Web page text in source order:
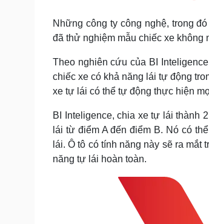
Cải chính
Những công ty công nghệ, trong
đã thử nghiệm mẫu chiếc xe không
Theo nghiên cứu của BI Inteligence
chiếc xe có khả năng lái tự động
xe tự lái có thể tự động thực hiện
BI Inteligence, chia xe tự lái thành
lái từ điểm A đến điểm B. Nó có
lái. Ô tô có tính năng này sẽ ra mắt
năng tự lái hoàn toàn.